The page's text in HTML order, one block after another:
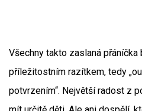
Všechny takto zaslaná přáníčka
příležitostním razítkem, tedy
potvrzením“. Největší radost z